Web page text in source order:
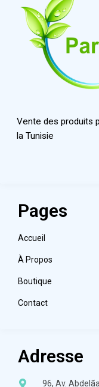
Vente des produits
la Tunisie
Pages
Accueil
À Propos
Boutique
Contact
Adresse
96, Av.